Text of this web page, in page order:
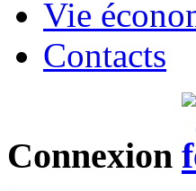
Vie
Contacts
Connexion